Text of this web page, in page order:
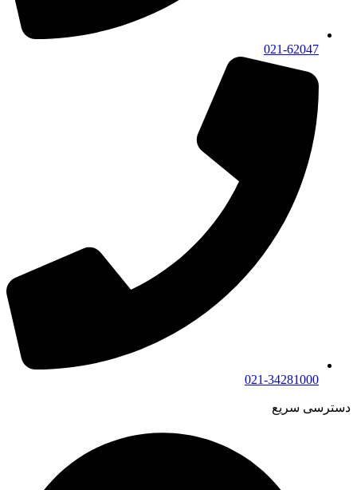
021-62047
021-34281000
دسترسی سریع